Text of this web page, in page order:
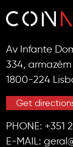
Av Infante
334, armazém
1800-224
Get
PHONE: +351
E-MAIL: